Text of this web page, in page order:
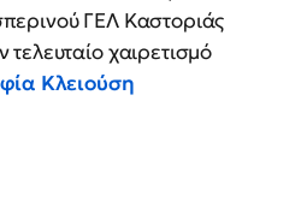
ΓΕΛ Καστοριάς
τελευταίο χαιρετισμό
Κλειούση